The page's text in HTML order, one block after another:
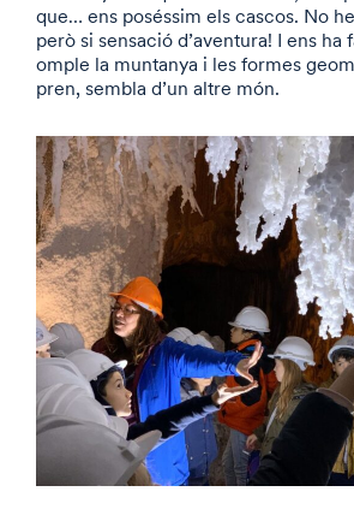
que… ens poséssim els cascos. No
però si sensació d’aventura! I ens ha
omple la muntanya i les formes
pren, sembla d’un altre món.